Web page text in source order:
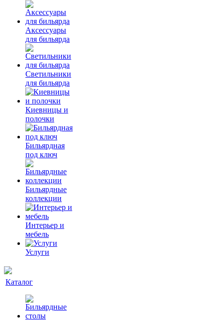
Аксессуары
для бильярда
Светильники
для бильярда
Киевницы и
полочки
Бильярдная
под ключ
Бильярдные
коллекции
Интерьер и
мебель
Услуги
Каталог